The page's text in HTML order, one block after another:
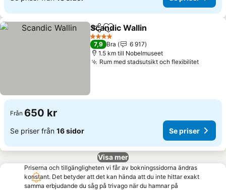
Dela Lägg till i Mina Favoriter
Scandic Wallin
4 Stjärnor
7,9 Bra
6 917
1.5 km till Nobelmuseet
Rum med stadsutsikt och flexibilitet
Från 650 kr
Se priser från 16 sidor Se priser
Visa mer
Priserna och tillgängligheten vi får av bokningssidorna ändras
konstant. Det betyder att det kan hända att du inte hittar exakt
samma erbjudande du såg på trivago när du hamnar på